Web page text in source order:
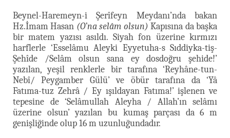
Beynel-Haremeyn-i Şerîfeyn Meydanı’nda bakan
Hz.İmam Hasan (O’na selâm olsun) Kapısına da başka
bir matem yazısı asıldı. Siyah fon üzerine kırmızı
harflerle ‘Esselâmu Aleyki Eyyetuha-s Sıddiyka-tiş-
Şehîde /Selâm olsun sana ey dosdoğru şehide!’
yazılan, yeşil renklerle bir tarafına ‘Reyhâne-tun-
Nebî/ Peygamber Gülü’ ve öbür tarafına da ‘Yâ
Fatıma-tuz Zehrâ / Ey ışıldayan Fatıma!’ işlenen ve
tepesine de ‘Selâmullah Aleyha / Allah’ın selâmı
üzerine olsun’ yazılan bu kumaş parçası da 6 m
genişliğinde olup 16 m uzunluğundadır.